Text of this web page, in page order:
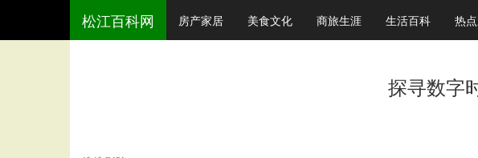
松江百科网 房产家居 美食文化 商旅生涯 生活百科 热
探寻数字